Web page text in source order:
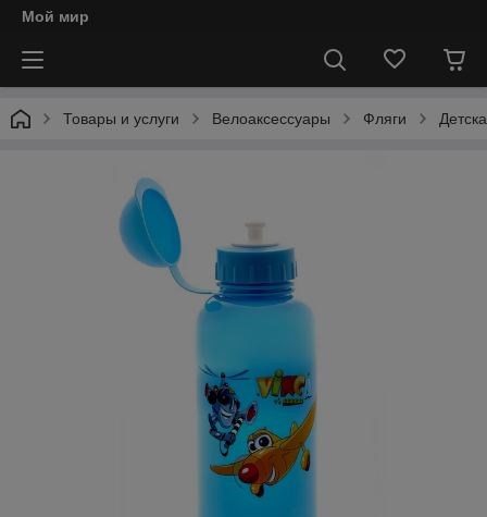
Мой мир
Товары и услуги Велоаксессуары Фляги